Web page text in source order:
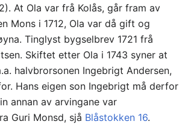
At Ola var frå Kolås, går fram av
Mons i 1712, Ola var då gift og
Tinglyst bygselbrev 1721 frå
Skiftet etter Ola i 1743 syner at
halvbrorsonen Ingebrigt Andersen,
Hans eigen son Ingebrigt må derfor
annan av arvingane var
Guri Monsd, sjå Blåstokken 16.